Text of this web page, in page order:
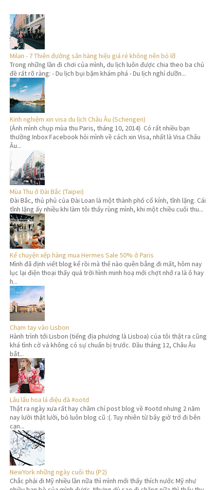
Milan - 7 Thiên đường săn hàng hiệu giá rẻ không nên bỏ lỡ
Trong những lần đi chơi của mình, du lịch luôn được chia theo ba chủ
đề rất rõ ràng: - Du lịch bụi bặm khám phá - Du lịch nghỉ dưỡn...
Kinh nghiệm xin visa du lịch Châu Âu (Schengen)
(Ảnh mình chụp mùa thu Paris, tháng 10, 2014) Có rất nhiều bạn
thường Inbox Facebook hỏi mình về cách xin Visa, nhất là Visa Châu
Âu...
Mùa Thu ở Đài Bắc (Taipei)
Đài Bắc, thủ phủ của Đài Loan là một thành phố cổ kính, tĩnh lặng. Cái
tĩnh lặng ấy nhiều khi làm tôi thấy rùng mình, khi một chiều cuối thu...
Kể chuyện xếp hàng mua Hermes Sale 50% ở Paris
Mình đã định viết blog kể rồi mà thế nào quên bẵng đi mất, hôm nay
lục lại điện thoại thấy quá trời hình minh hoạ mới chợt nhớ ra là ô hay
h...
Chạm tay vào Lisbon
Hành trình tới Lisbon (tiếng địa phương là Lisboa) của tôi thật ra cũng
khá tình cờ và không có sự chuẩn bị trước. Đầu tháng 12, Châu Âu
bắt...
Lâu lâu hoa lá điệu đà #ootd
Thật ra ngày xưa rất hay chăm chỉ post blog về #ootd nhưng 2 năm
nay lười thật lười, bỏ luôn blog cũ :(. Tuy nhiên từ bây giờ trở đi bên
cạn...
NewYork những ngày cuối thu (P2)
Chắc phải đi Mỹ nhiều lần nữa thì mình mới thấy thích nước Mỹ như